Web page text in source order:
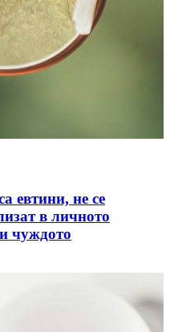
евтини, не се
в личното
чуждото